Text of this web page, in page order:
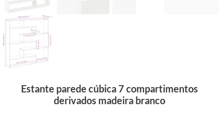
Estante parede cúbica 7 compartimentos
derivados madeira branco